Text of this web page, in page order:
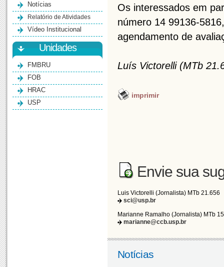
Notícias
Relatório de Atividades
Vídeo Institucional
Unidades
FMBRU
FOB
HRAC
USP
Os interessados em
número 14 99136-
agendamento de
Luís Victorelli (MTb
imprimir
Envie sua
Luis Victorelli (Jornalista) MTb 21.656
sci@usp.br
Marianne Ramalho (Jornalista) MTb
marianne@ccb.usp.br
Notícias